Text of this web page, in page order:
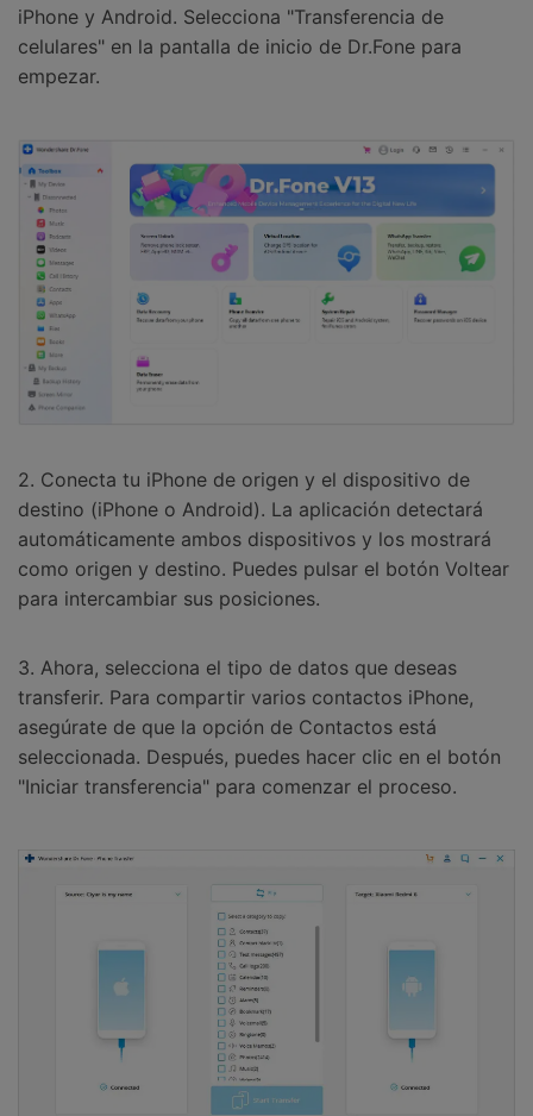
iPhone y Android. Selecciona "Transferencia de
celulares" en la pantalla de inicio de Dr.Fone para
empezar.
2. Conecta tu iPhone de origen y el dispositivo de
destino (iPhone o Android). La aplicación detectará
automáticamente ambos dispositivos y los mostrará
como origen y destino. Puedes pulsar el botón Voltear
para intercambiar sus posiciones.
3. Ahora, selecciona el tipo de datos que deseas
transferir. Para compartir varios contactos iPhone,
asegúrate de que la opción de Contactos está
seleccionada. Después, puedes hacer clic en el botón
"Iniciar transferencia" para comenzar el proceso.